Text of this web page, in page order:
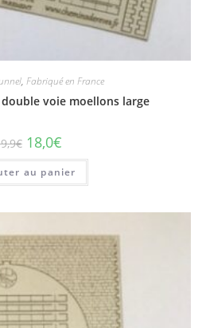
, Fabriqué en France
voie moellons large
€ 18,0€
au panier